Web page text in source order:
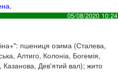
,
05/08/2020 10:24
пшениця озима (Сталева,
Алтиго, Колоніа, Богемія,
Казанова, Дев'ятий вал); жито